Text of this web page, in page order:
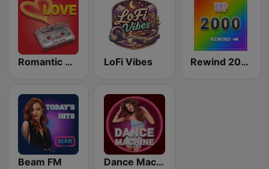
Romantic Vibes LoFi Vibes Rewind 2000's
Beam FM Dance Machine